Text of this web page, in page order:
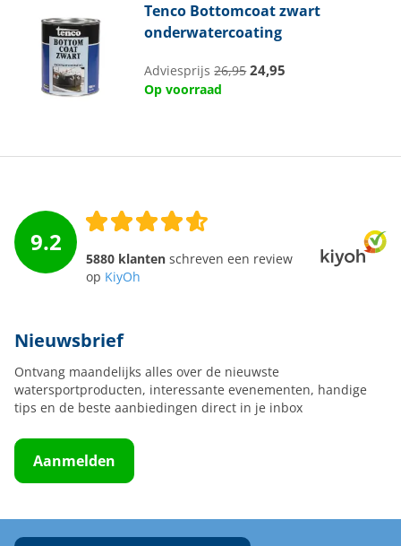
Tenco Bottomcoat zwart
onderwatercoating
Adviesprijs26,95 24,95
Op voorraad
9.2
5880 klanten schreven een review
op KiyOh
Nieuwsbrief
Ontvang maandelijks alles over de nieuwste
watersportproducten, interessante evenementen, handige
tips en de beste aanbiedingen direct in je inbox
Aanmelden